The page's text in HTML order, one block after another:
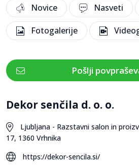
Novice Nasveti
Fotogalerije
Pošlji
Dekor senčila d. o. o.
Ljubljana - Razstavni salon in
17, 1360 Vrhnika
https://dekor-sencila.si/